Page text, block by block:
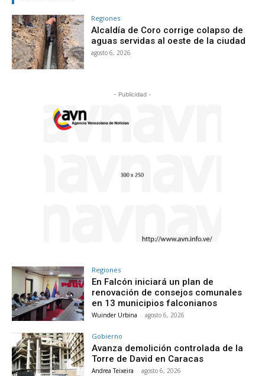
Regiones
Alcaldía de Coro corrige colapso de
aguas servidas al oeste de la ciudad
agosto 6, 2026
- Publicidad -
Regiones
En Falcón iniciará un plan de
renovación de consejos comunales
en 13 municipios falconianos
Wuinder Urbina - agosto 6, 2026
Gobierno
Avanza demolición controlada de la
Torre de David en Caracas
Andrea Teixeira - agosto 6, 2026